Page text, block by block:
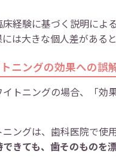
経験に基づく説明によ
は大きな個人差がある
ニングの効果への誤
トニングの場合、「効
ングは、歯科医院で使
できても、歯そのものを